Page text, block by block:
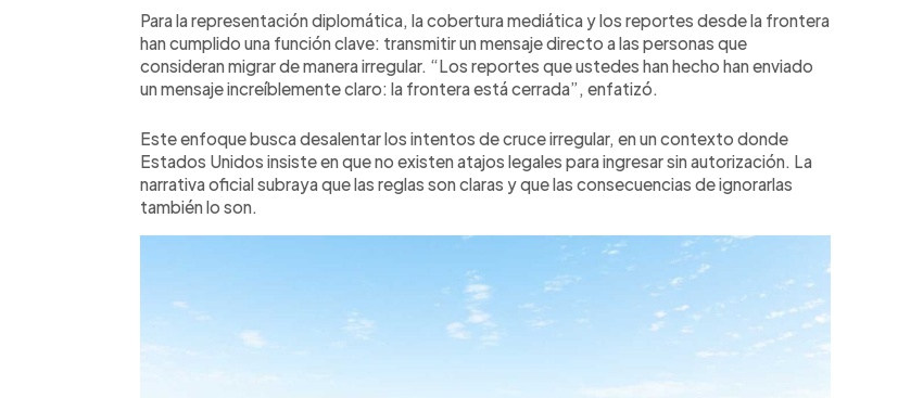
Para la representación diplomática, la cobertura mediática y los reportes desde la frontera
han cumplido una función clave: transmitir un mensaje directo a las personas que
consideran migrar de manera irregular. “Los reportes que ustedes han hecho han enviado
un mensaje increíblemente claro: la frontera está cerrada”, enfatizó.
Este enfoque busca desalentar los intentos de cruce irregular, en un contexto donde
Estados Unidos insiste en que no existen atajos legales para ingresar sin autorización. La
narrativa oficial subraya que las reglas son claras y que las consecuencias de ignorarlas
también lo son.